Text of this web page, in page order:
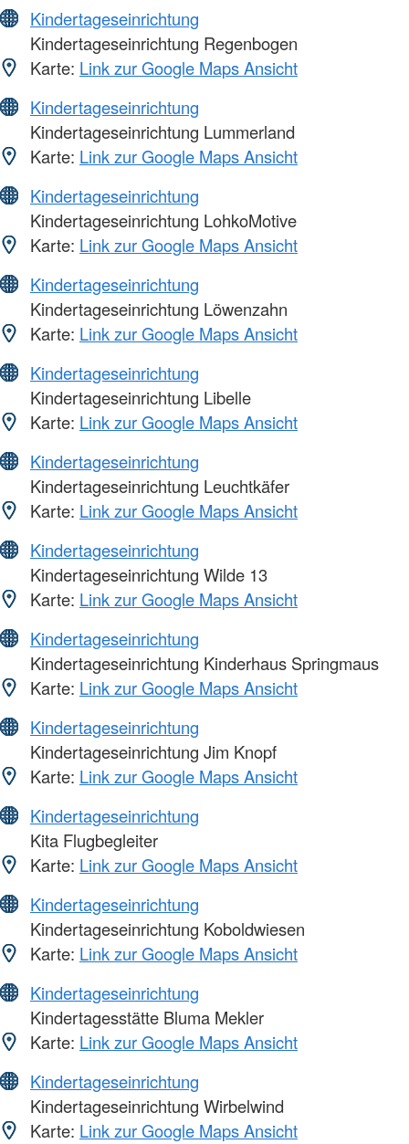
Kindertageseinrichtung
Kindertageseinrichtung Regenbogen
Karte: Link zur Google Maps Ansicht
Kindertageseinrichtung
Kindertageseinrichtung Lummerland
Karte: Link zur Google Maps Ansicht
Kindertageseinrichtung
Kindertageseinrichtung LohkoMotive
Karte: Link zur Google Maps Ansicht
Kindertageseinrichtung
Kindertageseinrichtung Löwenzahn
Karte: Link zur Google Maps Ansicht
Kindertageseinrichtung
Kindertageseinrichtung Libelle
Karte: Link zur Google Maps Ansicht
Kindertageseinrichtung
Kindertageseinrichtung Leuchtkäfer
Karte: Link zur Google Maps Ansicht
Kindertageseinrichtung
Kindertageseinrichtung Wilde 13
Karte: Link zur Google Maps Ansicht
Kindertageseinrichtung
Kindertageseinrichtung Kinderhaus Springmaus
Karte: Link zur Google Maps Ansicht
Kindertageseinrichtung
Kindertageseinrichtung Jim Knopf
Karte: Link zur Google Maps Ansicht
Kindertageseinrichtung
Kita Flugbegleiter
Karte: Link zur Google Maps Ansicht
Kindertageseinrichtung
Kindertageseinrichtung Koboldwiesen
Karte: Link zur Google Maps Ansicht
Kindertageseinrichtung
Kindertagesstätte Bluma Mekler
Karte: Link zur Google Maps Ansicht
Kindertageseinrichtung
Kindertageseinrichtung Wirbelwind
Karte: Link zur Google Maps Ansicht